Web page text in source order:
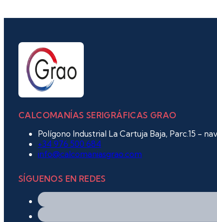
CALCOMANÍAS SERIGRÁFICAS GRAO
Polígono Industrial La Cartuja Baja, Parc.15 -
+34 976 500 684
info@calcomaniasgrao.com
SÍGUENOS EN REDES